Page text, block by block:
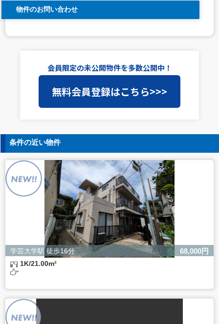
物件のお問い合わせ
会員限定の未公開物件を多数公開中！
無料会員登録はこちら>>>
条件の近い物件
学芸大学駅 徒歩16分 68,000円
1K/21.00m²